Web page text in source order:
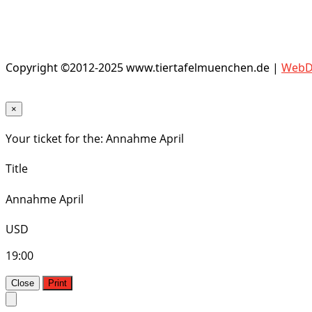
Copyright ©2012-2025 www.tiertafelmuenchen.de |
×
Your ticket for the: Annahme April
Title
Annahme April
USD
19:00
Close Print